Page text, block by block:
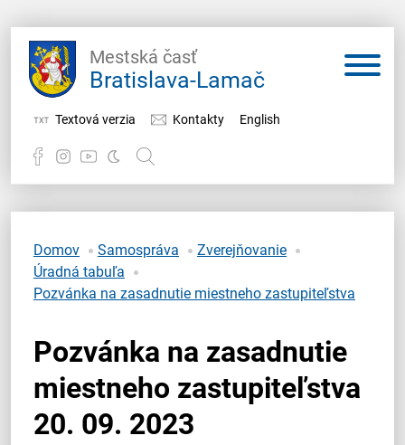
Mestská časť
Bratislava-Lamač
Textová verzia Kontakty English
Samospráva
Miestny úrad
Domov Samospráva
Zverejňovanie
Úradná tabuľa
Pozvánka na zasadnutie miestneho zastupiteľstva
Pozvánka na zasadnutie
miestneho zastupiteľstva
20. 09. 2023